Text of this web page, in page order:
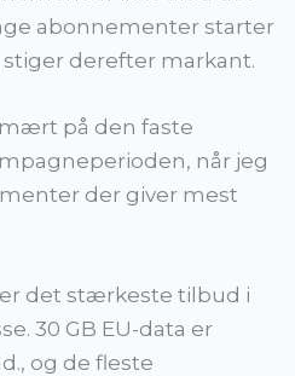
abonnementer starter
derefter markant.
på den faste
når jeg
der giver mest
er det stærkeste tilbud i
30 GB EU-data er
og de fleste